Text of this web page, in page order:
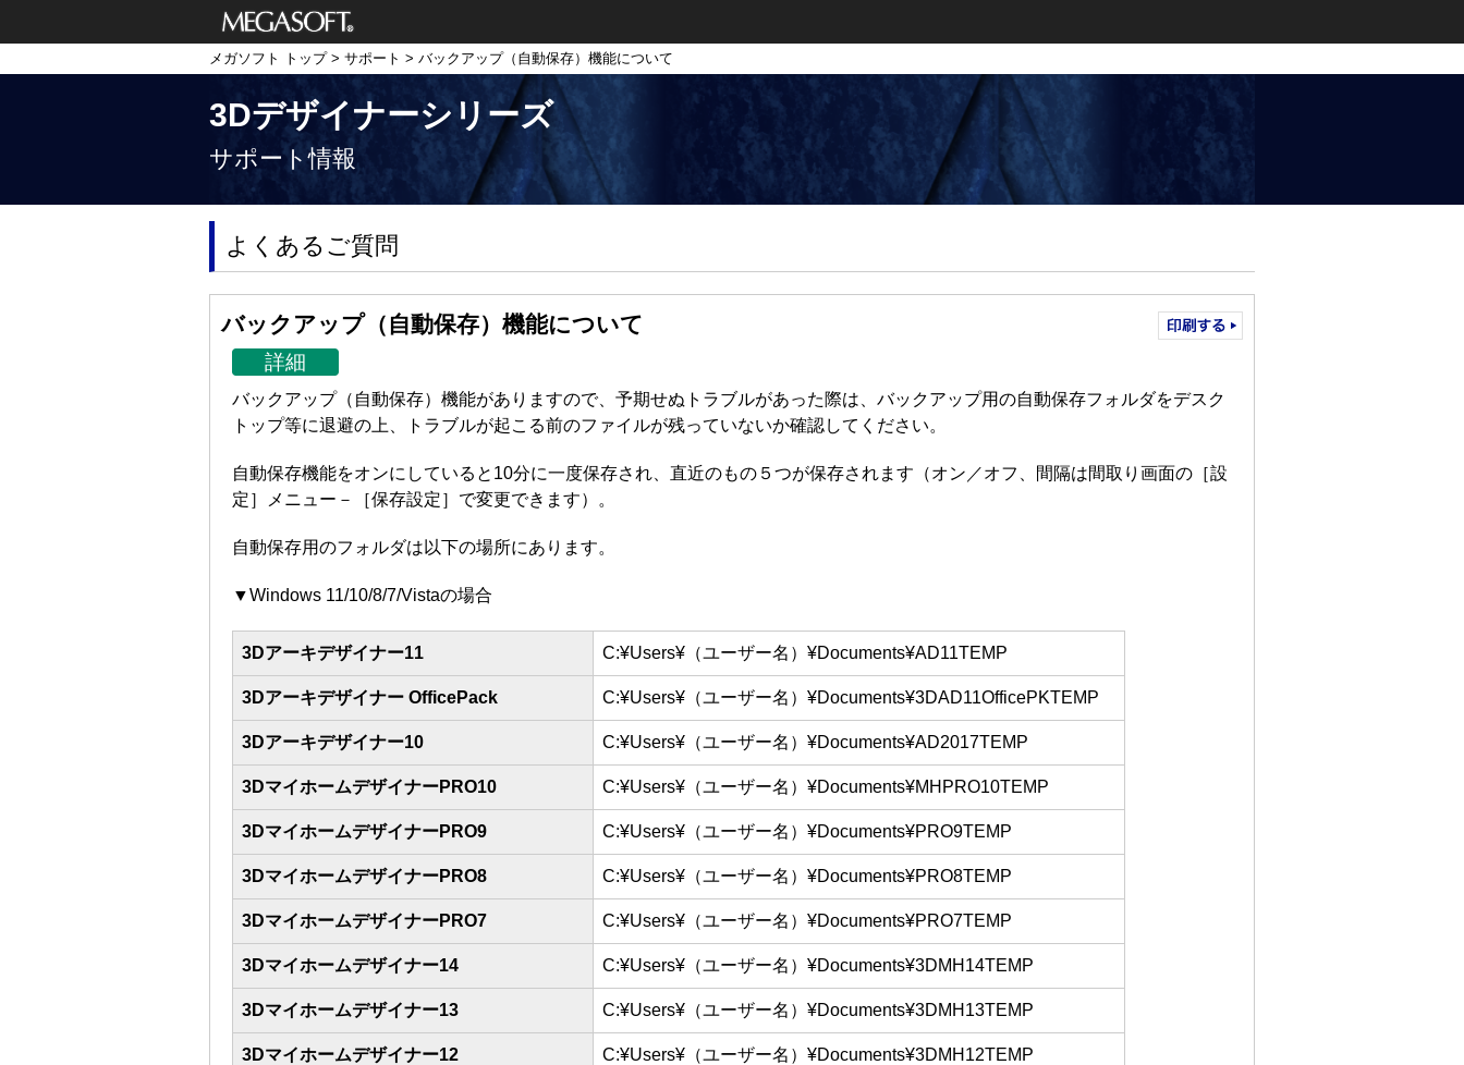
メガソフト株式
会社
メガソフト トップ> サポート > バックアップ（自動保存）機能について
3Dデザイナーシリーズ
サポート情報
よくあるご質問
バックアップ（自動保存）機能について
詳細
バックアップ（自動保存）機能がありますので、予期せぬトラブルがあった際は、バックアップ用の自動保存フォルダをデスク
トップ等に退避の上、トラブルが起こる前のファイルが残っていないか確認してください。
自動保存機能をオンにしていると10分に一度保存され、直近のもの５つが保存されます（オン／オフ、間隔は間取り画面の［設
定］メニュー－［保存設定］で変更できます）。
自動保存用のフォルダは以下の場所にあります。
▼Windows 11/10/8/7/Vistaの場合
3Dアーキデザイナー11 C:¥Users¥（ユーザー名）¥Documents¥AD11TEMP
3Dアーキデザイナー OfficePack C:¥Users¥（ユーザー名）¥Documents¥3DAD11OfficePKTEMP
3Dアーキデザイナー10 C:¥Users¥（ユーザー名）¥Documents¥AD2017TEMP
3DマイホームデザイナーPRO10 C:¥Users¥（ユーザー名）¥Documents¥MHPRO10TEMP
3DマイホームデザイナーPRO9 C:¥Users¥（ユーザー名）¥Documents¥PRO9TEMP
3DマイホームデザイナーPRO8 C:¥Users¥（ユーザー名）¥Documents¥PRO8TEMP
3DマイホームデザイナーPRO7 C:¥Users¥（ユーザー名）¥Documents¥PRO7TEMP
3Dマイホームデザイナー14 C:¥Users¥（ユーザー名）¥Documents¥3DMH14TEMP
3Dマイホームデザイナー13 C:¥Users¥（ユーザー名）¥Documents¥3DMH13TEMP
3Dマイホームデザイナー12 C:¥Users¥（ユーザー名）¥Documents¥3DMH12TEMP